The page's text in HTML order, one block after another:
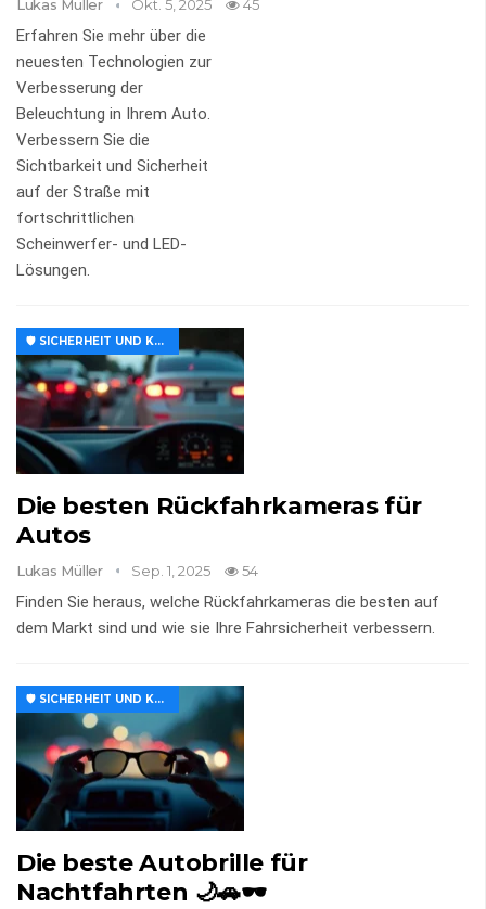
Lukas Müller Okt. 5, 2025 45
Erfahren Sie mehr über die
neuesten Technologien zur
Verbesserung der
Beleuchtung in Ihrem Auto.
Verbessern Sie die
Sichtbarkeit und Sicherheit
auf der Straße mit
fortschrittlichen
Scheinwerfer- und LED-
Lösungen.
🛡️ SICHERHEIT UND KOMFORT
Die besten Rückfahrkameras für
Autos
Lukas Müller Sep. 1, 2025 54
Finden Sie heraus, welche Rückfahrkameras die besten auf
dem Markt sind und wie sie Ihre Fahrsicherheit verbessern.
🛡️ SICHERHEIT UND KOMFORT
Die beste Autobrille für
Nachtfahrten 🌙🚗🕶️